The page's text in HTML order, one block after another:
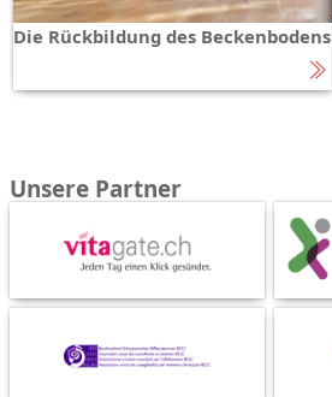
Die Rückbildung des Beckenbodens
Unsere Partner